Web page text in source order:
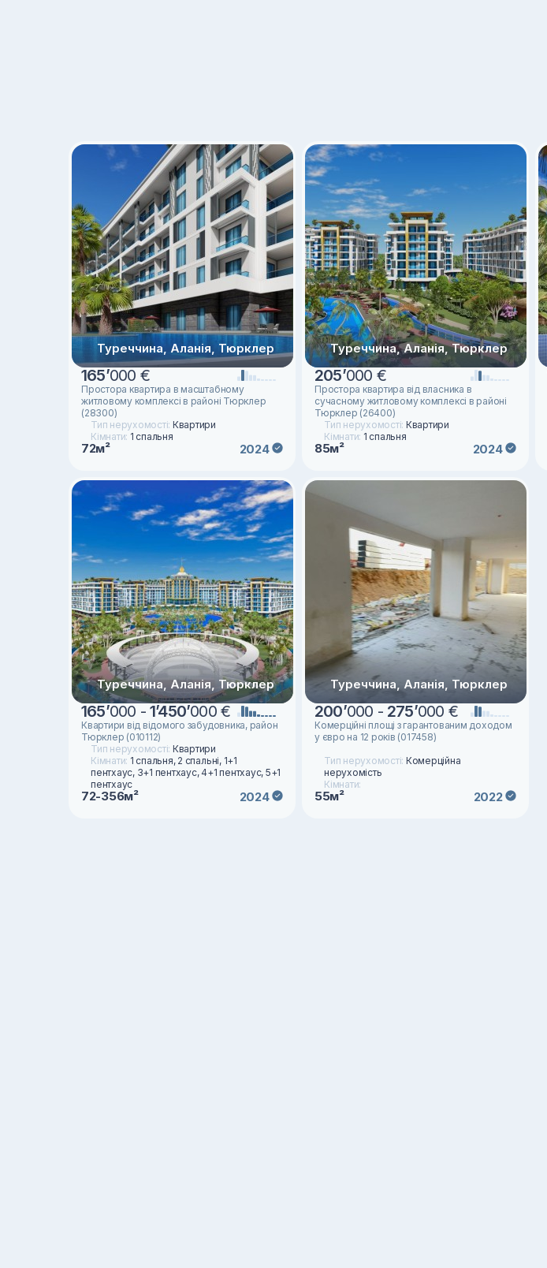
Туреччина, Аланія, Тюрклер
165’000 €
Простора квартира в масштабному
житловому комплексі в районі Тюрклер
(28300)
Тип нерухомості: Квартири
Кімнати: 1 спальня
72м² 2024
Туреччина, Аланія, Тюрклер
205’000 €
Простора квартира від власника в
сучасному житловому комплексі в районі
Тюрклер (26400)
Тип нерухомості: Квартири
Кімнати: 1 спальня
85м² 2024
Туреччина, Аланія, Тюрклер
165’000 -1’450’000 €
Квартири від відомого забудовника, район
Тюрклер (010112)
Тип нерухомості: Квартири
Кімнати: 1 спальня, 2 спальні, 1+1
пентхаус, 3+1 пентхаус, 4+1 пентхаус, 5+1
пентхаус
72-356м² 2024
Туреччина, Аланія, Тюрклер
200’000 - 275’000 €
Комерційні площі з гарантованим доходом
у євро на 12 років (017458)
Тип нерухомості: Комерційна
нерухомість
Кімнати:
55м² 2022